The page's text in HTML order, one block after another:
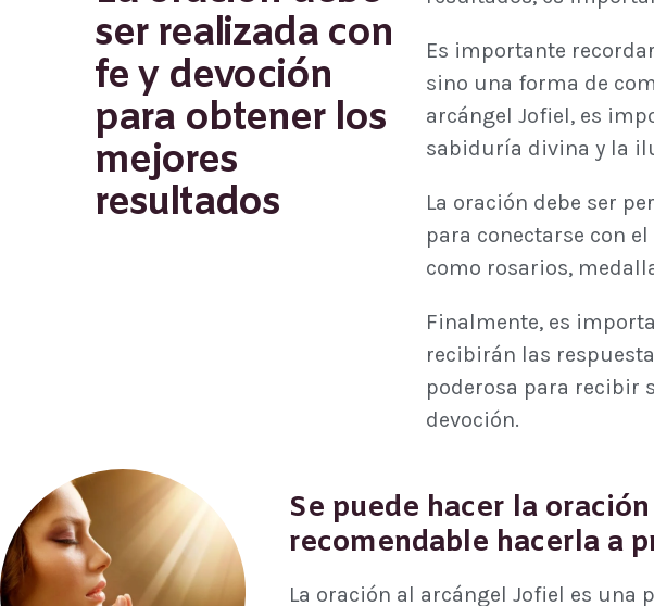
ser realizada con
fe y devoción
para obtener los
mejores
resultados
Es importante
sino una forma de
arcángel Jofiel, es
sabiduría divina y la
La oración debe ser
para conectarse con
como rosarios,
Finalmente, es
recibirán las
poderosa para recibir
devoción.
Se puede hacer la
recomendable hacerla a
La oración al arcángel Jofiel es